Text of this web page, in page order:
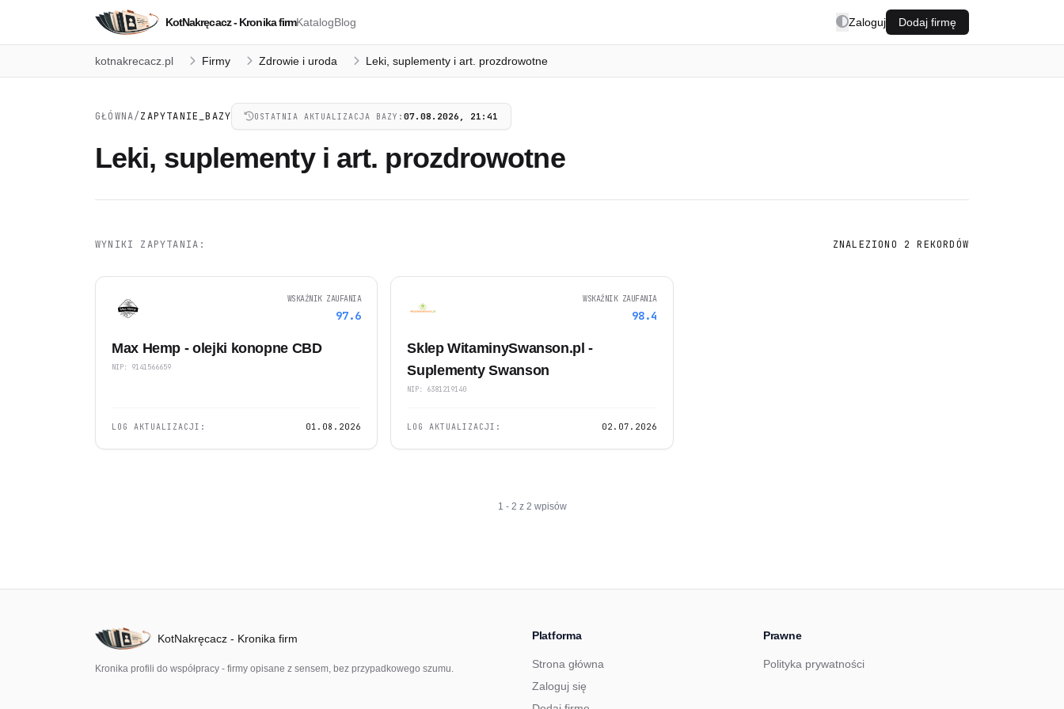
KotNakręcacz - Kronika firmKatalogBlog Zaloguj Dodaj firmę
kotnakrecacz.pl Firmy Zdrowie i uroda Leki, suplementy i art. prozdrowotne
GŁÓWNA/ZAPYTANIE_BAZY OSTATNIA AKTUALIZACJA BAZY:07.08.2026, 21:41
Leki, suplementy i art. prozdrowotne
WYNIKI ZAPYTANIA: ZNALEZIONO 2 REKORDÓW
WSKAŹNIK ZAUFANIA
97.6
Max Hemp - olejki konopne CBD
NIP: 9141566659
LOG AKTUALIZACJI: 01.08.2026
WSKAŹNIK ZAUFANIA
98.4
Sklep WitaminySwanson.pl -
Suplementy Swanson
NIP: 6381219140
LOG AKTUALIZACJI: 02.07.2026
1 - 2 z 2 wpisów
KotNakręcacz - Kronika firm
Kronika profili do współpracy - firmy opisane z sensem, bez przypadkowego szumu.
Platforma
Strona główna
Zaloguj się
Prawne
Polityka prywatności